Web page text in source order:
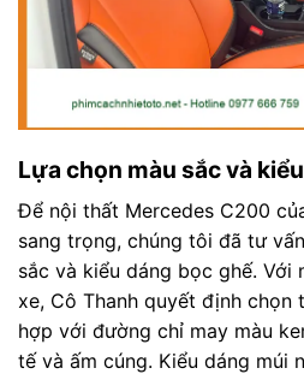
Lựa chọn màu sắc và
Để nội thất Mercedes C200
sang trọng, chúng tôi đã tư
sắc và kiểu dáng bọc ghế. Với
xe, Cô Thanh quyết định chọn
hợp với đường chỉ may màu
tế và ấm cúng. Kiểu dáng múi